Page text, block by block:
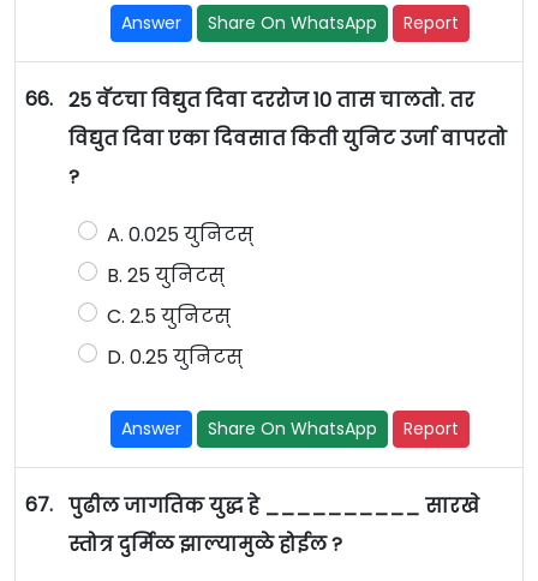
Answer Share On WhatsApp Report
66. 25 वॅटचा विद्युत दिवा दररोज 10 तास चालतो. तर
विद्युत दिवा एका दिवसात किती युनिट उर्जा वापरतो
?
A. 0.025 युनिटस्
B. 25 युनिटस्
C. 2.5 युनिटस्
D. 0.25 युनिटस्
Answer Share On WhatsApp Report
67. पुढील जागतिक युद्ध हे __________ सारखे
स्तोत्र दुर्मिळ झाल्यामुळे होईल ?